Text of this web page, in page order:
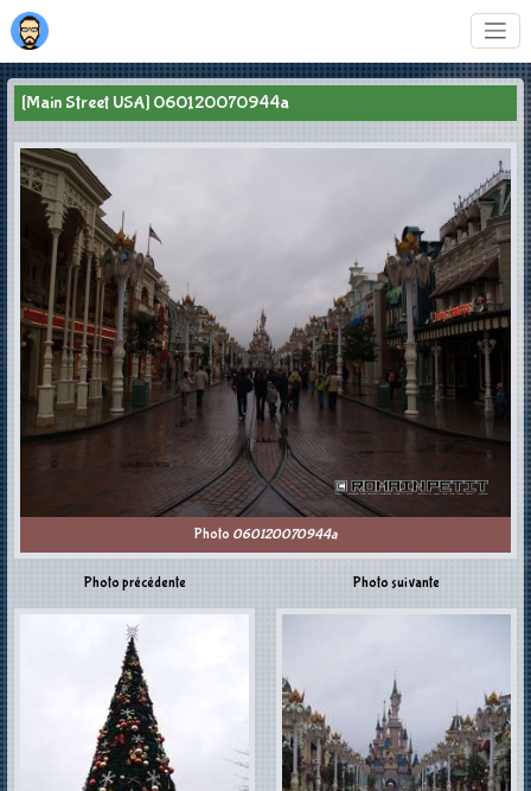
[Main Street USA] 060120070944a
Photo 060120070944a
Photo précédente Photo suivante